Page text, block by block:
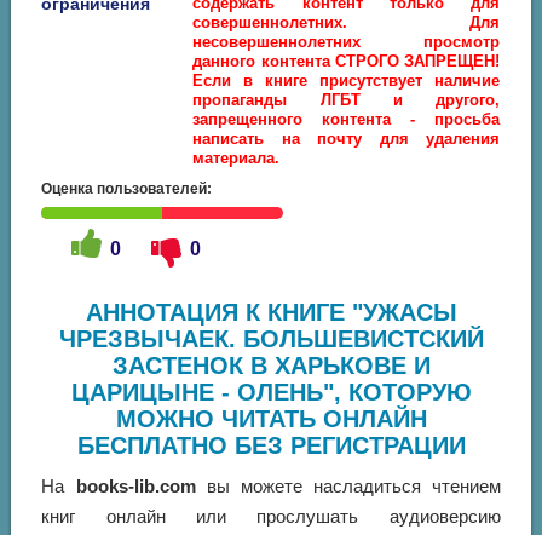
ограничения
совершеннолетних. Для
несовершеннолетних просмотр
данного контента СТРОГО ЗАПРЕЩЕН!
Если в книге присутствует наличие
пропаганды ЛГБТ и другого,
запрещенного контента - просьба
написать на почту для удаления
материала.
Оценка пользователей:
0 0
АННОТАЦИЯ К КНИГЕ "УЖАСЫ
ЧРЕЗВЫЧАЕК. БОЛЬШЕВИСТСКИЙ
ЗАСТЕНОК В ХАРЬКОВЕ И
ЦАРИЦЫНЕ - ОЛЕНЬ", КОТОРУЮ
МОЖНО ЧИТАТЬ ОНЛАЙН
БЕСПЛАТНО БЕЗ РЕГИСТРАЦИИ
На books-lib.comвы можете насладиться чтением
книг онлайн или прослушать аудиоверсию